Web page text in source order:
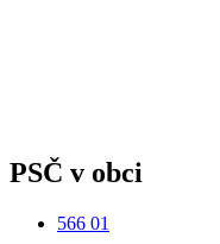
PSČ v obci
566 01